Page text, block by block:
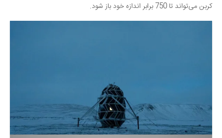
کربن می‌تواند تا 750 برابر اندازه خود باز شود.